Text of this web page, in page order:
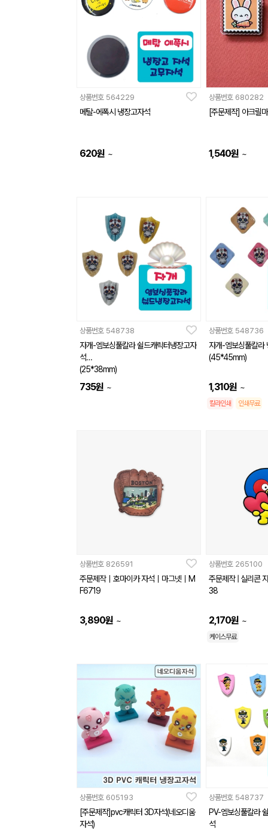
상품번호 564229
메탈-에폭시 냉장고자석
620원 ~
상품번호 680282
[주문제작] 아크릴
1,540원 ~
상품번호 548738
자개-엠보싱풀칼라 쉴드캐릭터냉장고자
석
(25*38mm)
735원 ~
상품번호 548736
자개-엠보싱풀칼라
(45*45mm)
1,310원 ~
칼라인쇄 인쇄무료
상품번호 826591
주문제작｜호마이카 자석｜마그넷｜M
F6719
3,890원 ~
상품번호 265100
주문제작 | 실리콘
38
2,170원 ~
케이스무료
상품번호 605193
[주문제작]pvc캐릭터 3D자석(네오디움
자석)
상품번호 548737
PV-엠보싱풀칼라
석